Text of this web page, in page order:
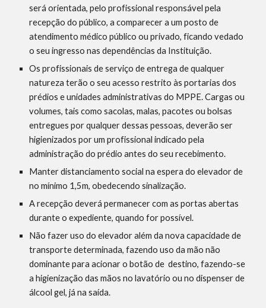
será orientada, pelo profissional responsável pela
recepção do público, a comparecer a um posto de
atendimento médico público ou privado, ficando vedado
o seu ingresso nas dependências da Instituição.
Os profissionais de serviço de entrega de qualquer
natureza terão o seu acesso restrito às portarias dos
prédios e unidades administrativas do MPPE. Cargas ou
volumes, tais como sacolas, malas, pacotes ou bolsas
entregues por qualquer dessas pessoas, deverão ser
higienizados por um profissional indicado pela
administração do prédio antes do seu recebimento.
Manter distanciamento social na espera do elevador de
no mínimo 1,5m, obedecendo sinalização.
A recepção deverá permanecer com as portas abertas
durante o expediente, quando for possível.
Não fazer uso do elevador além da nova capacidade de
transporte determinada, fazendo uso da mão não
dominante para acionar o botão de  destino, fazendo-se
a higienização das mãos no lavatório ou no dispenser de
álcool gel, já na saída.